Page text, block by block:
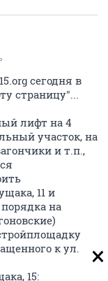
сегодня в
страницу"...
лифт на 4
участок, на
и т.п.,
11 и
на
к ул.
15: